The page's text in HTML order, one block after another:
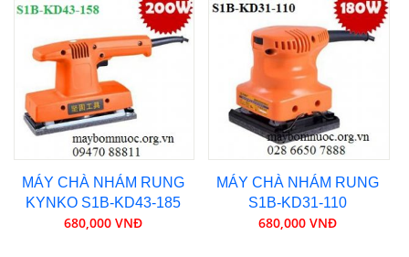
MÁY CHÀ NHÁM RUNG
KYNKO S1B-KD43-185
680,000 VNĐ
MÁY CHÀ NHÁM RUNG
S1B-KD31-110
680,000 VNĐ